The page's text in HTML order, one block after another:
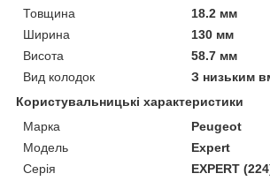
Товщина
18.2 мм
Ширина
130 мм
Висота
58.7 мм
Вид колодок
З низьким
Користувальницькі характеристики
Марка
Peugeot
Модель
Expert
Серія
EXPERT